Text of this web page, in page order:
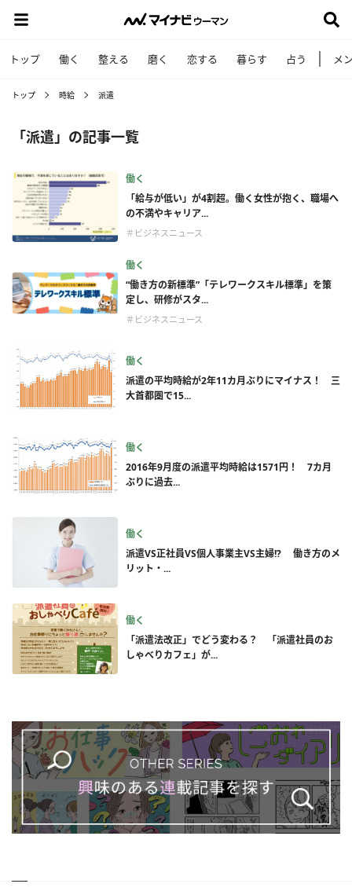
トップ 働く 整える 磨く 恋する 暮らす 占う メ
トップ 時給 派遣
「派遣」の記事一覧
働く
「給与が低い」が4割超。働く女性が抱く、職場へ
の不満やキャリア...
＃ビジネスニュース
働く
“働き方の新標準”「テレワークスキル標準」を策
定し、研修がスタ...
＃ビジネスニュース
働く
派遣の平均時給が2年11カ月ぶりにマイナス！ 三
大首都圏で15...
働く
2016年9月度の派遣平均時給は1571円！ 7カ月
ぶりに過去...
働く
派遣VS正社員VS個人事業主VS主婦!? 働き方のメ
リット・...
働く
「派遣法改正」でどう変わる？ 「派遣社員のお
しゃべりカフェ」が...